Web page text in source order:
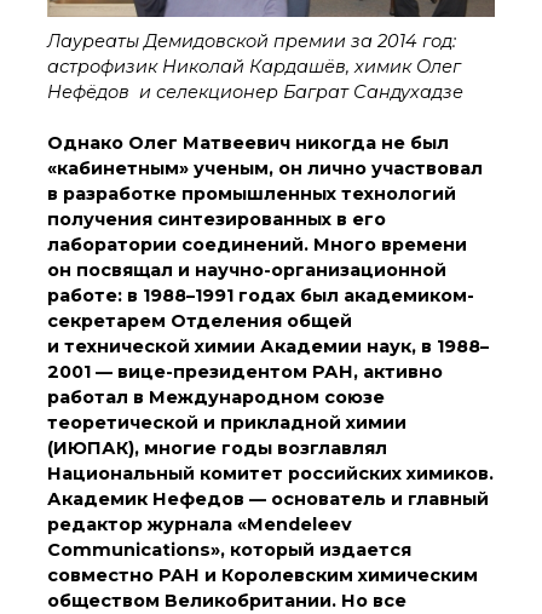
Лауреаты Демидовской премии за 2014 год:
астрофизик Николай Кардашёв, химик Олег
Нефёдов и селекционер Баграт Сандухадзе
Однако Олег Матвеевич никогда не был
«кабинетным» ученым, он лично участвовал
в разработке промышленных технологий
получения синтезированных в его
лаборатории соединений. Много времени
он посвящал и научно-организационной
работе: в 1988–1991 годах был академиком-
секретарем Отделения общей
и технической химии Академии наук, в 1988–
2001 — вице-президентом РАН, активно
работал в Международном союзе
теоретической и прикладной химии
(ИЮПАК), многие годы возглавлял
Национальный комитет российских химиков.
Академик Нефедов — основатель и главный
редактор журнала «Mendeleev
Communications», который издается
совместно РАН и Королевским химическим
обществом Великобритании. Но все